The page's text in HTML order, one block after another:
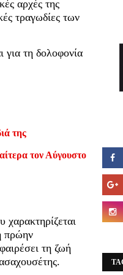
αρχές της
τραγωδίες των
για τη δολοφονία
της
τον Αύγουστο
πρώην
τη ζωή